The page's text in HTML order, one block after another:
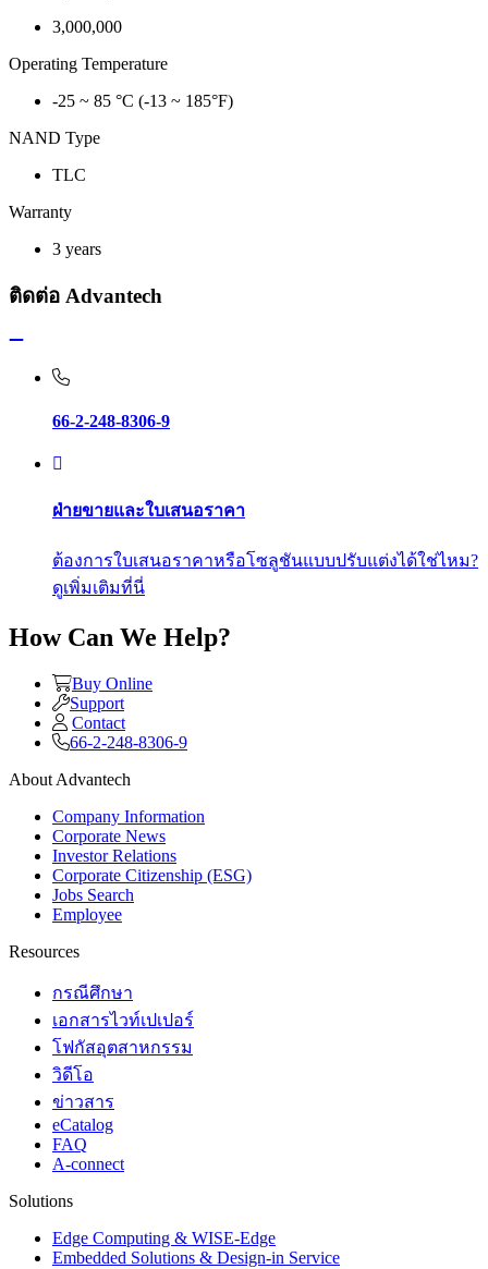
3,000,000
Operating Temperature
-25 ~ 85 °C (-13 ~ 185°F)
NAND Type
TLC
Warranty
3 years
ติดต่อ Advantech
66-2-248-8306-9
ฝ่ายขายและใบเสนอราคา
ต้องการใบเสนอราคาหรือโซลูชันแบบปรับแต่งได้ใช่ไหม?
ดูเพิ่มเติมที่นี่
How Can We Help?
Buy Online
Support
Contact
66-2-248-8306-9
About Advantech
Company Information
Corporate News
Investor Relations
Corporate Citizenship (ESG)
Jobs Search
Employee
Resources
กรณีศึกษา
เอกสารไวท์เปเปอร์
โฟกัสอุตสาหกรรม
วิดีโอ
ข่าวสาร
eCatalog
FAQ
A-connect
Solutions
Edge Computing & WISE-Edge
Embedded Solutions & Design-in Service